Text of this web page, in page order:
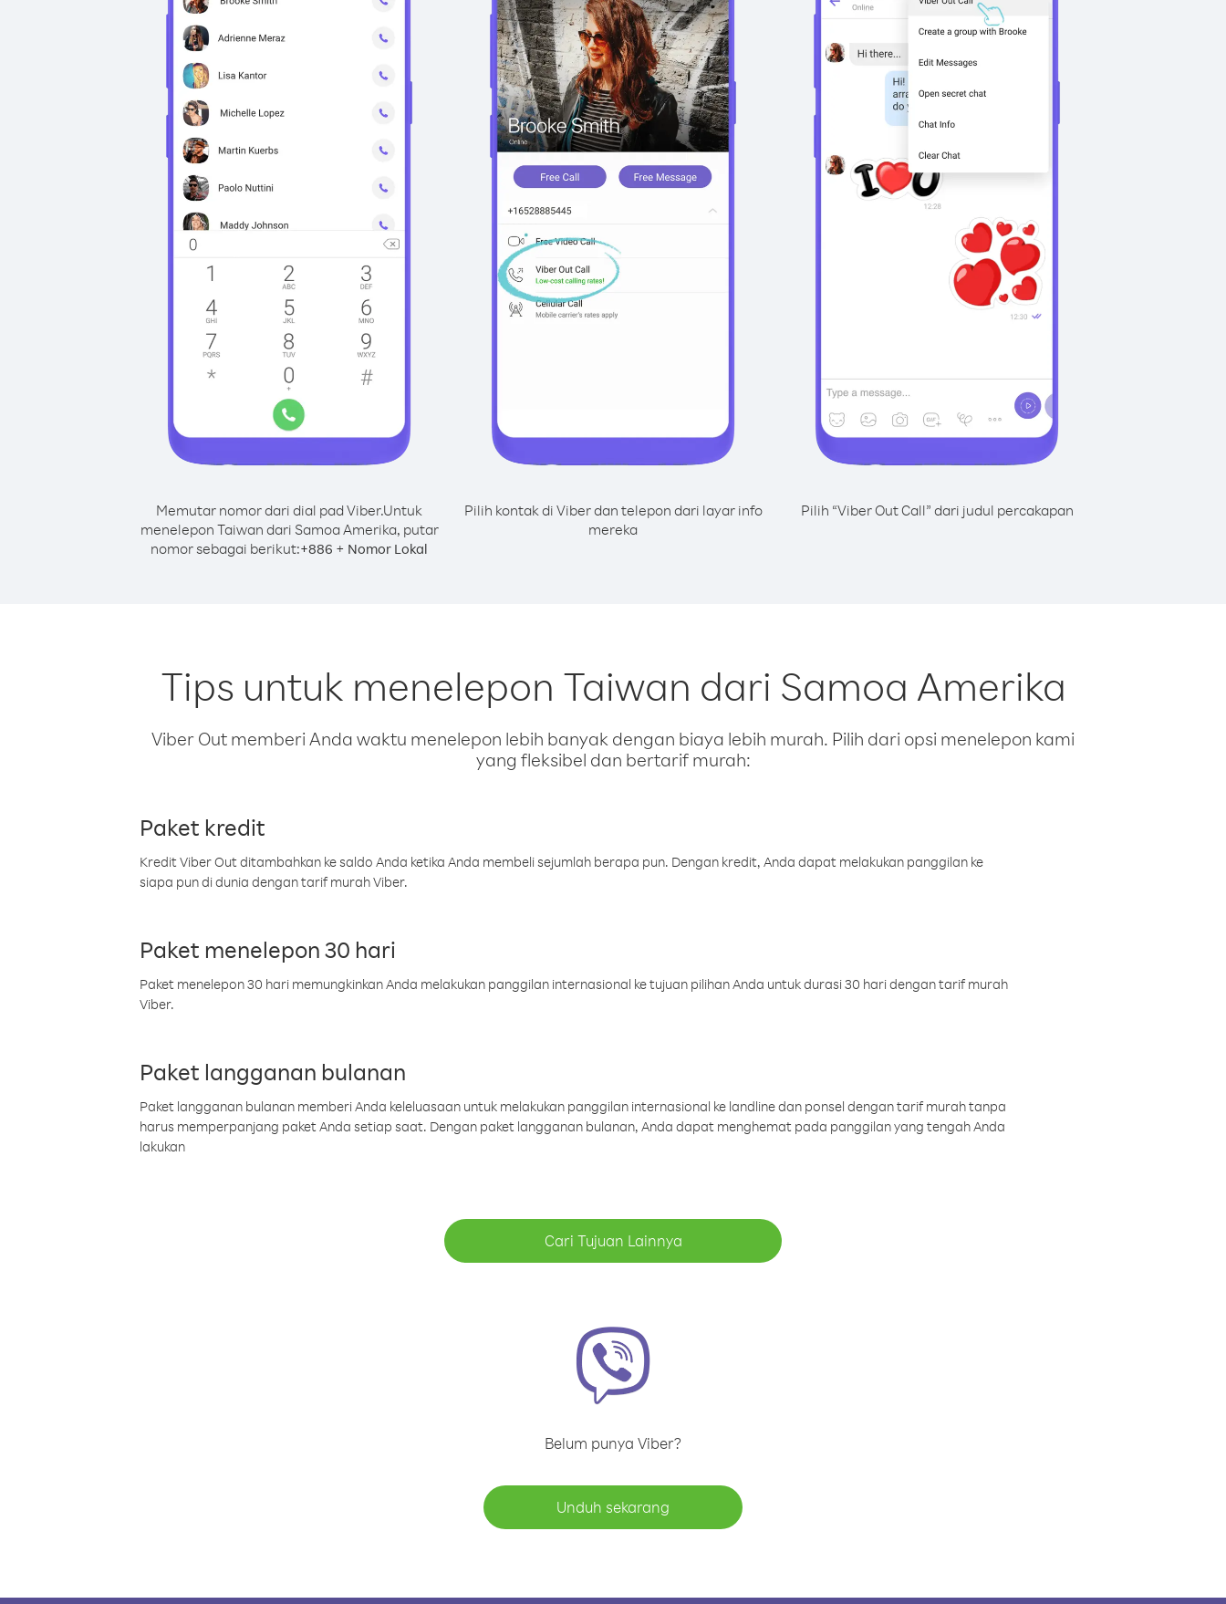
Memutar nomor dari dial pad Viber.Untuk
menelepon Taiwan dari Samoa Amerika, putar
nomor sebagai berikut:+886 + Nomor Lokal
Pilih kontak di Viber dan telepon dari layar info
mereka
Pilih “Viber Out Call” dari judul percakapan
Tips untuk menelepon Taiwan dari Samoa Amerika
Viber Out memberi Anda waktu menelepon lebih banyak dengan biaya lebih murah. Pilih dari opsi menelepon kami
yang fleksibel dan bertarif murah:
Paket kredit
Kredit Viber Out ditambahkan ke saldo Anda ketika Anda membeli sejumlah berapa pun. Dengan kredit, Anda dapat melakukan panggilan ke
siapa pun di dunia dengan tarif murah Viber.
Paket menelepon 30 hari
Paket menelepon 30 hari memungkinkan Anda melakukan panggilan internasional ke tujuan pilihan Anda untuk durasi 30 hari dengan tarif murah
Viber.
Paket langganan bulanan
Paket langganan bulanan memberi Anda keleluasaan untuk melakukan panggilan internasional ke landline dan ponsel dengan tarif murah tanpa
harus memperpanjang paket Anda setiap saat. Dengan paket langganan bulanan, Anda dapat menghemat pada panggilan yang tengah Anda
lakukan
Cari Tujuan Lainnya
Belum punya Viber?
Unduh sekarang